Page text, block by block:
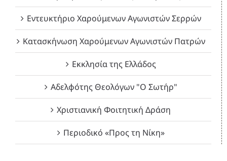
Εντευκτήριο Χαρούμενων Αγωνιστών Σερρών
Κατασκήνωση Χαρούμενων Αγωνιστών Πατρών
Εκκλησία της Ελλάδος
Αδελφότης Θεολόγων "Ο Σωτήρ"
Χριστιανική Φοιτητική Δράση
Περιοδικό «Προς τη Νίκη»